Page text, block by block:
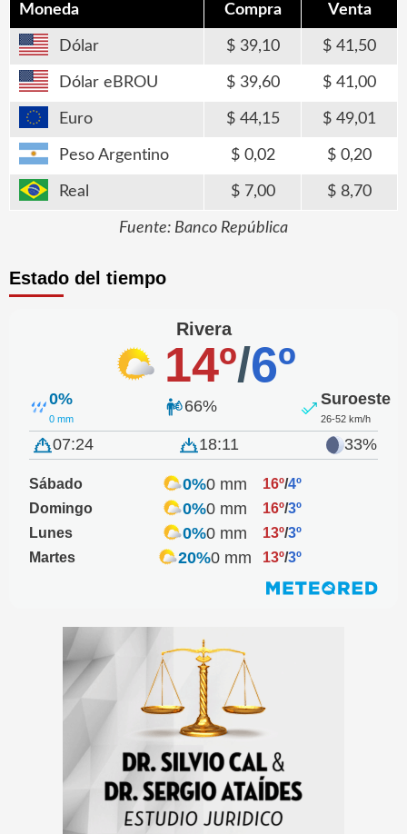
Moneda Compra Venta
Dólar 39,10 41,50
Dólar eBROU 39,60 41,00
Euro 44,15 49,01
Peso Argentino 0,02 0,20
Real 7,00 8,70
Fuente: Banco República
Estado del tiempo
Rivera
14º/6º
0%
0 mm
66% Suroeste
26-52 km/h
07:24 18:11 33%
Sábado 0%0 mm 16º/4º
Domingo
0%0 mm 16º/3º
Lunes
0%0 mm 13º/3º
Martes
20%0 mm 13º/3º